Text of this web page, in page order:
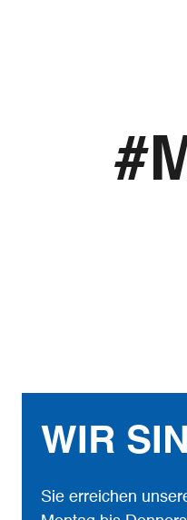
WIR
Sie erreichen